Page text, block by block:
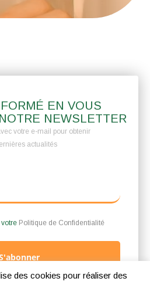
EN VOUS
NEWSLETTER
votre e-mail pour obtenir
actualités
Politique de Confidentialité
des cookies pour réaliser des